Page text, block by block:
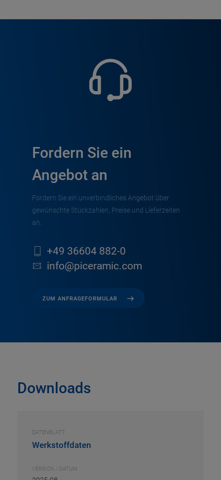
Fordern Sie ein
Angebot an
Fordern Sie ein unverbindliches Angebot über
gewünschte Stückzahlen, Preise und Lieferzeiten
an.
+49 36604 882-0
info@piceramic.com
ZUM ANFRAGEFORMULAR
Downloads
DATENBLATT
Werkstoffdaten
VERSION / DATUM